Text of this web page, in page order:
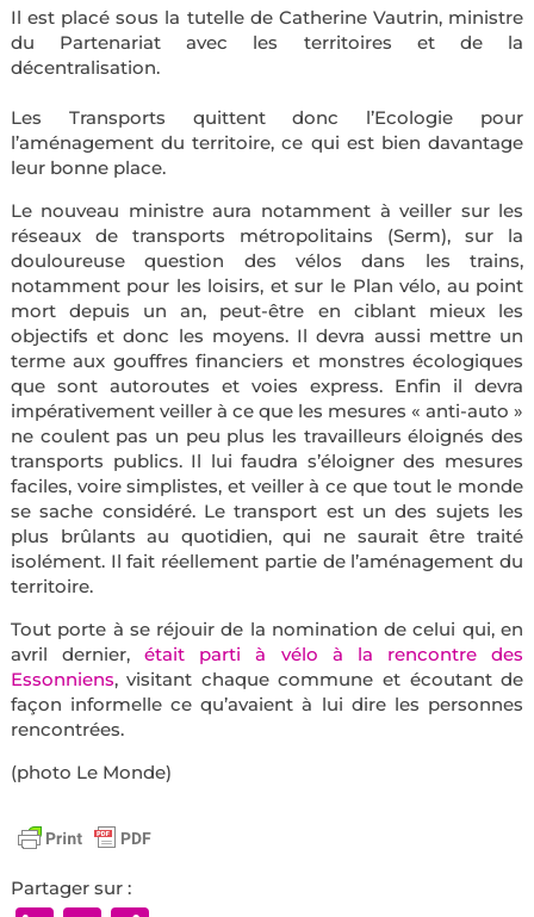
Il est placé sous la tutelle de Catherine Vautrin, ministre
du Partenariat avec les territoires et de la
décentralisation.
Les Transports quittent donc l’Ecologie pour
l’aménagement du territoire, ce qui est bien davantage
leur bonne place.
Le nouveau ministre aura notamment à veiller sur les
réseaux de transports métropolitains (Serm), sur la
douloureuse question des vélos dans les trains,
notamment pour les loisirs, et sur le Plan vélo, au point
mort depuis un an, peut-être en ciblant mieux les
objectifs et donc les moyens. Il devra aussi mettre un
terme aux gouffres financiers et monstres écologiques
que sont autoroutes et voies express. Enfin il devra
impérativement veiller à ce que les mesures « anti-auto »
ne coulent pas un peu plus les travailleurs éloignés des
transports publics. Il lui faudra s’éloigner des mesures
faciles, voire simplistes, et veiller à ce que tout le monde
se sache considéré. Le transport est un des sujets les
plus brûlants au quotidien, qui ne saurait être traité
isolément. Il fait réellement partie de l’aménagement du
territoire.
Tout porte à se réjouir de la nomination de celui qui, en
avril dernier,était parti à vélo à la rencontre des
Essonniens, visitant chaque commune et écoutant de
façon informelle ce qu’avaient à lui dire les personnes
rencontrées.
(photo Le Monde)
Partager sur :